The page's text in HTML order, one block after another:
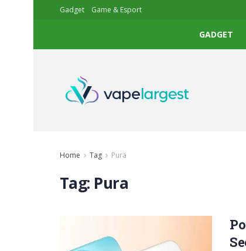
Gadget Game & Esport
GADGET
Home Tag Pura
Tag: Pura